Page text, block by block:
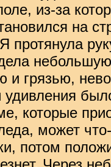
из-за
на
протянула
и грязью,
которые
может
потом